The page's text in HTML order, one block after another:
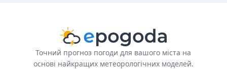
Точний прогноз погоди для вашого міста на
основі найкращих метеорологічних моделей.